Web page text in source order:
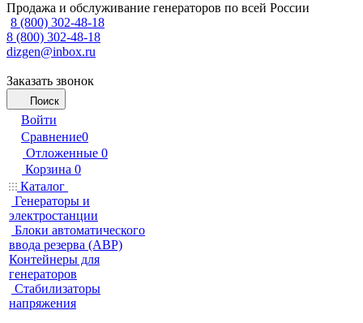
Продажа и обслуживание генераторов по всей России
8 (800) 302-48-18
8 (800) 302-48-18
dizgen@inbox.ru
Заказать звонок
Поиск
Войти
Сравнение0
Отложенные 0
Корзина 0
Каталог
Генераторы и
электростанции
Блоки автоматического
ввода резерва (АВР)
Контейнеры для
генераторов
Стабилизаторы
напряжения